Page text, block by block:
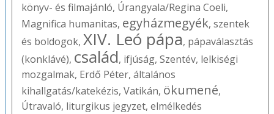
könyv- és filmajánló, Úrangyala/Regina Coeli,
Magnifica humanitas, egyházmegyék, szentek
és boldogok, XIV. Leó pápa, pápaválasztás
(konklávé), család, ifjúság, Szentév, lelkiségi
mozgalmak, Erdő Péter, általános
kihallgatás/katekézis, Vatikán, ökumené,
Útravaló, liturgikus jegyzet, elmélkedés